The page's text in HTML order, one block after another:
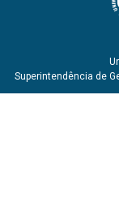
Superintendência de